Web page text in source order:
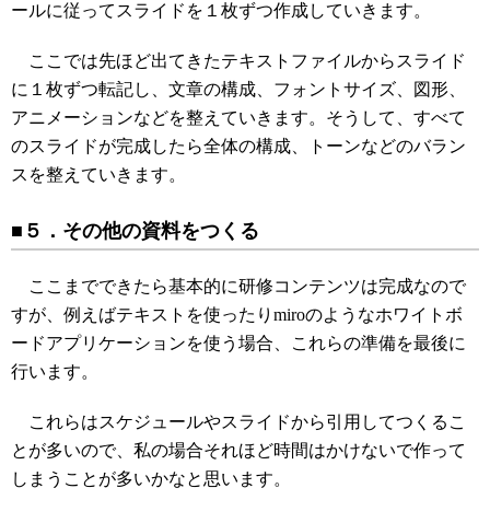
ールに従ってスライドを１枚ずつ作成していきます。
ここでは先ほど出てきたテキストファイルからスライド
に１枚ずつ転記し、文章の構成、フォントサイズ、図形、
アニメーションなどを整えていきます。そうして、すべて
のスライドが完成したら全体の構成、トーンなどのバラン
スを整えていきます。
■５．その他の資料をつくる
ここまでできたら基本的に研修コンテンツは完成なので
すが、例えばテキストを使ったりmiroのようなホワイトボ
ードアプリケーションを使う場合、これらの準備を最後に
行います。
これらはスケジュールやスライドから引用してつくるこ
とが多いので、私の場合それほど時間はかけないで作って
しまうことが多いかなと思います。